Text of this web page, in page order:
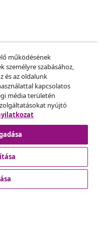
vonatkozó
elállás
működésének
személyre szabásához,
és az oldalunk
kapcsolatos
média területén
nyújtó